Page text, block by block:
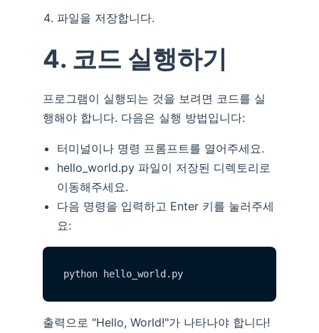
파일을 저장합니다.
4. 코드 실행하기
프로그램이 실행되는 것을 보려면 코드를 실
행해야 합니다. 다음은 실행 방법입니다:
터미널이나 명령 프롬프트를 열어주세요.
hello_world.py 파일이 저장된 디렉토리로
이동해주세요.
다음 명령을 입력하고 Enter 키를 눌러주세
요:
python hello_world. py
출력으로 "Hello, World!"가 나타나야 합니다!